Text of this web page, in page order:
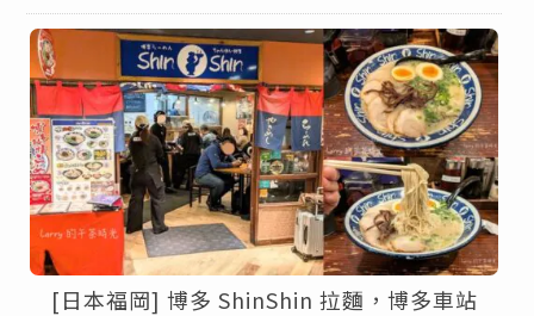
[日本福岡] 博多 ShinShin 拉麵，博多車站